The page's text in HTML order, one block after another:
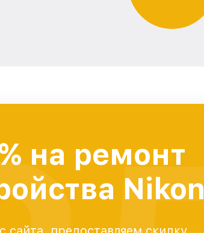
на ремонт
Nikon